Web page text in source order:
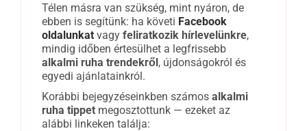
Télen másra van szükség, mint nyáron, de
ebben is segítünk: ha követi Facebook
oldalunkatvagy feliratkozik hírlevelünkre,
mindig időben értesülhet a legfrissebb
alkalmi ruha trendekről, újdonságokról és
egyedi ajánlatainkról.
Korábbi bejegyzéseinkben számos alkalmi
ruha tippetmegosztottunk — ezeket az
alábbi linkeken találja: